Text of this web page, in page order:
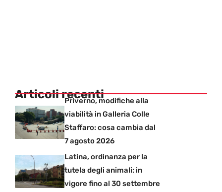
Articoli recentiPriverno, modifiche alla
viabilità in Galleria Colle
Staffaro: cosa cambia dal
7 agosto 2026
Latina, ordinanza per la
tutela degli animali: in
vigore fino al 30 settembre